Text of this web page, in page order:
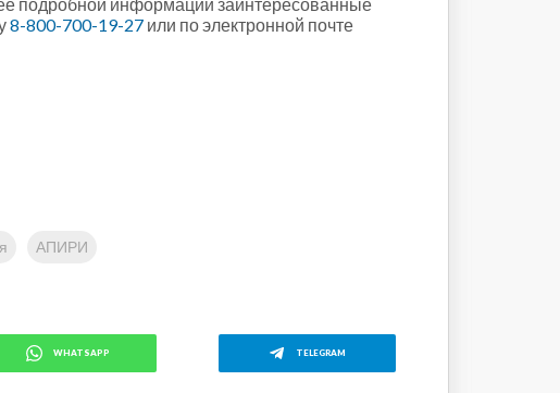
8-800-700-19-27 или по электронной почте
АПИРИ
WHATSAPP TELEGRAM